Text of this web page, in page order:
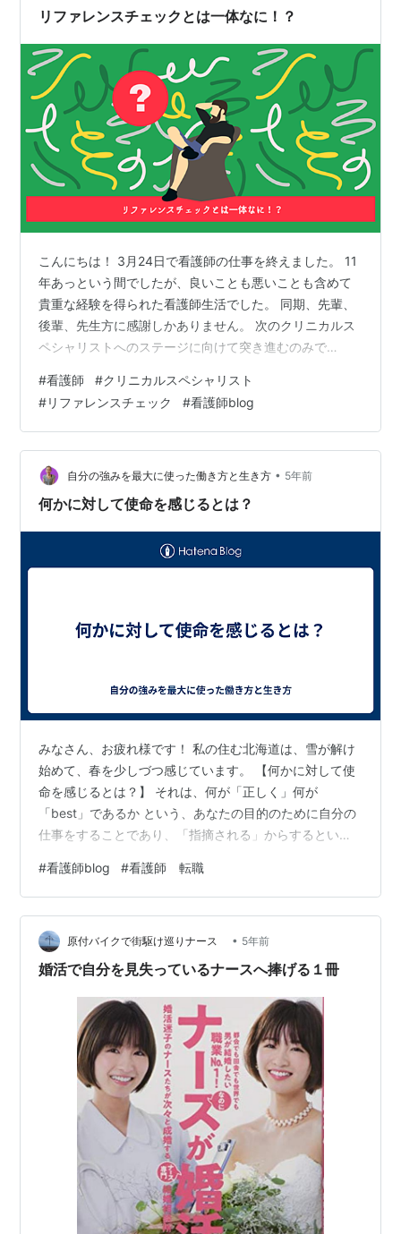
い…
リファレンスチェックとは一体なに！？
こんにちは！ 3月24日で看護師の仕事を終えました。 11
年あっという間でしたが、良いことも悪いことも含めて
貴重な経験を得られた看護師生活でした。 同期、先輩、
後輩、先生方に感謝しかありません。 次のクリニカルス
ペシャリストへのステージに向けて突き進むのみで
ックって一体なに・・・？ 実際私が体験したリファレン
スチェックの流れ その後、、、 まとめ リファレンスチ
ェックについて さて、今回はオファーレターをいただ
き、 テンション上がっていたところ、 転職エージェント
さんからあること依頼されました。 そのことについて話
したいと思います。 その…
#看護師 #クリニカルスペシャリスト
#リファレンスチェック #看護師blog
自分の強みを最大に使った働き方と生き方 • 5年前
何かに対して使命を感じるとは？
みなさん、お疲れ様です！ 私の住む北海道は、雪が解け
始めて、春を少しづつ感じています。 【何かに対して使
命を感じるとは？】 それは、何が「正しく」何が
「best」であるか という、あなたの目的のために自分の
仕事をすることであり、「指摘される」からするという
使命を全うするために必要なことである ―フローレンス
ナイチンゲールー 指摘されるからするのではなく、 自分
が熱中して、目的をもってできること。 組織で働いてい
ると、 「指摘されるから」 「みんながやっているから」
と 人に合わせてやらなきゃならないことやルールにしば
#看護師blog #看護師 転職
原付バイクで街駆け巡りナース • 5年前
婚活で自分を見失っているナースへ捧げる１冊